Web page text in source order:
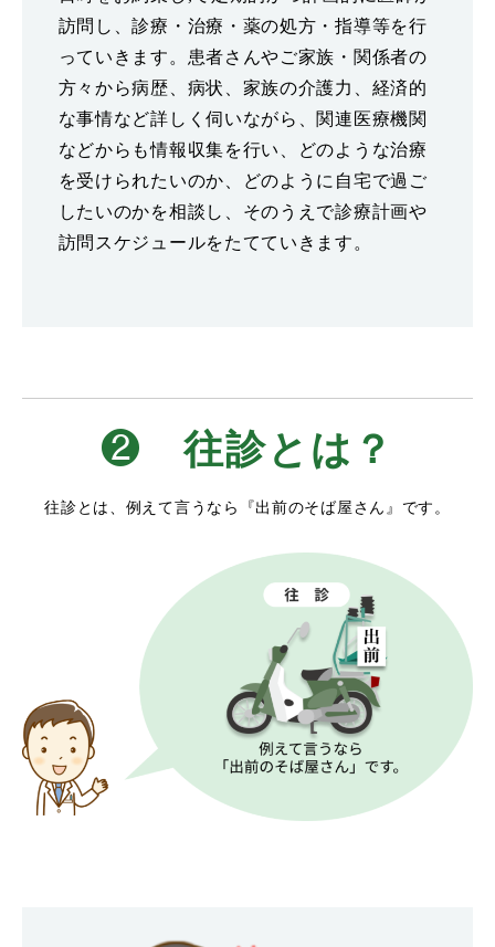
訪問し、診療・治療・薬の処方・指導等を行
っていきます。患者さんやご家族・関係者の
方々から病歴、病状、家族の介護力、経済的
な事情など詳しく伺いながら、関連医療機関
などからも情報収集を行い、どのような治療
を受けられたいのか、どのように自宅で過ご
したいのかを相談し、そのうえで診療計画や
訪問スケジュールをたてていきます。
❷往診とは？
往診とは、例えて言うなら『出前のそば屋さん』です。